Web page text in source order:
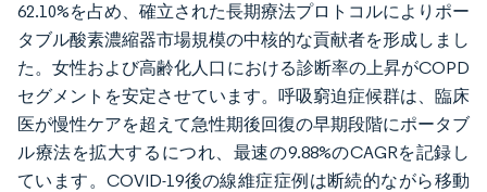
62.10%を占め、確立された長期療法プロトコルによりポー
タブル酸素濃縮器市場規模の中核的な貢献者を形成しまし
た。女性および高齢化人口における診断率の上昇がCOPD
セグメントを安定させています。呼吸窮迫症候群は、臨床
医が慢性ケアを超えて急性期後回復の早期段階にポータブ
ル療法を拡大するにつれ、最速の9.88%のCAGRを記録し
ています。COVID-19後の線維症症例は断続的ながら移動